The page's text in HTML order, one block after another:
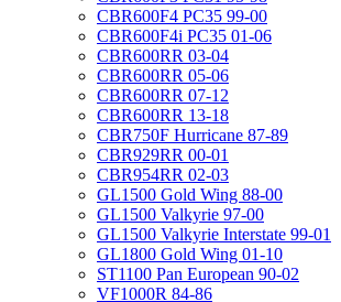
CBR600F4 PC35 99-00
CBR600F4i PC35 01-06
CBR600RR 03-04
CBR600RR 05-06
CBR600RR 07-12
CBR600RR 13-18
CBR750F Hurricane 87-89
CBR929RR 00-01
CBR954RR 02-03
GL1500 Gold Wing 88-00
GL1500 Valkyrie 97-00
GL1500 Valkyrie Interstate 99-01
GL1800 Gold Wing 01-10
ST1100 Pan European 90-02
VF1000R 84-86